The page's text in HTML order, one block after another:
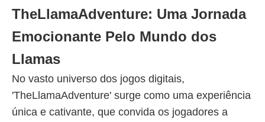
TheLlamaAdventure: Uma Jornada
Emocionante Pelo Mundo dos
Llamas
No vasto universo dos jogos digitais,
'TheLlamaAdventure' surge como uma experiência
única e cativante, que convida os jogadores a